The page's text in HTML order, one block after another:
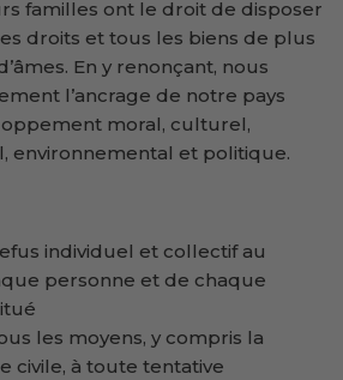
familles ont le droit de disposer
droits et tous les biens de plus
En y renonçant, nous
l’ancrage de notre pays
moral, culturel,
environnemental et politique.
individuel et collectif au
personne et de chaque
les moyens, y compris la
civile, à toute tentative